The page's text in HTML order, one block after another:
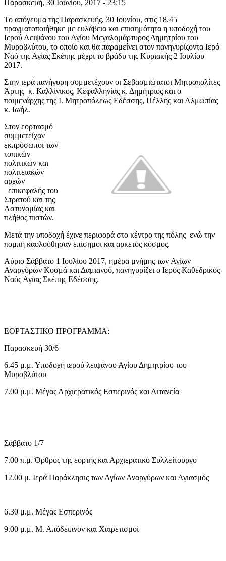
Παρασκευή, 30 Ιουνίου, 2017 - 23:15
Το απόγευμα της Παρασκευής, 30 Ιουνίου, στις 18.45
πραγματοποιήθηκε με ευλάβεια και επισημότητα η υποδοχή του
Ιερού Λειψάνου του Αγίου Μεγαλομάρτυρος Δημητρίου του
Μυροβλύτου, το οποίο και θα παραμείνει στον πανηγυρίζοντα Ιερό
Ναό της Αγίας Σκέπης μέχρι το βράδυ της Κυριακής 2 Ιουλίου
2017.
Στην ιερά πανήγυρη συμμετέχουν οι Σεβασμιώτατοι Μητροπολίτες
Άρτης κ. Καλλίνικος, Κεφαλληνίας κ. Δημήτριος και ο
ποιμενάρχης της Ι. Μητροπόλεως Εδέσσης, Πέλλης και Αλμωπίας
κ. Ιωήλ.
Στον εορτασμό
συμμετείχαν
εκπρόσωποι των
τοπικών
πολιτικών και
πολιτειακών
αρχών
επικεφαλής του
Στρατού και της
Αστυνομίας και
πλήθος πιστών.
Μετά την υποδοχή έχινε περιφορά στο κέντρο της πόλης ενώ την
πομπή καολούθησαν επίσημοι και αρκετός κόσμος.
Αύριο Σάββατο 1 Ιουλίου 2017, ημέρα μνήμης των Αγίων
Αναργύρων Κοσμά και Δαμιανού, πανηγυρίζει ο Ιερός Καθεδρικός
Ναός Αγίας Σκέπης Εδέσσης.
ΕΟΡΤΑΣΤΙΚΟ ΠΡΟΓΡΑΜΜΑ:
Παρασκευή 30/6
6.45 μ.μ. Υποδοχή ιερού λειψάνου Αγίου Δημητρίου του
Μυροβλύτου
7.00 μ.μ. Μέγας Αρχιερατικός Εσπερινός και Λιτανεία
Σάββατο 1/7
7.00 π.μ. Όρθρος της εορτής και Αρχιερατικό Συλλείτουργο
12.00 μ. Ιερά Παράκλησις των Αγίων Αναργύρων και Αγιασμός
6.30 μ.μ. Μέγας Εσπερινός
9.00 μ.μ. Μ. Απόδειπνον και Χαιρετισμοί